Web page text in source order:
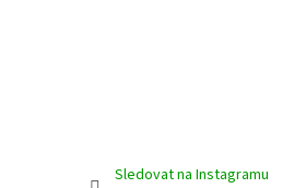
Sledovat na Instagramu